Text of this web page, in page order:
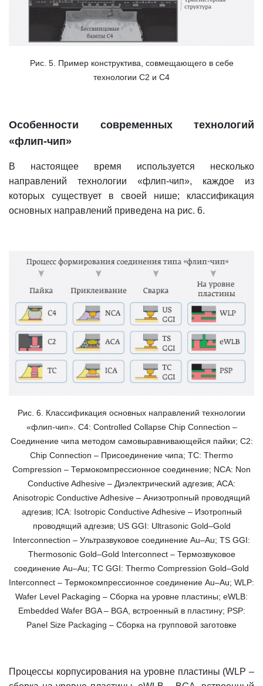
Рис. 5. Пример конструктива, совмещающего в себе
технологии С2 и С4
Особенности современных технологий
«флип-чип»
В настоящее время используется несколько
направлений технологии «флип-чип», каждое из
которых существует в своей нише; классификация
основных направлений приведена на рис. 6.
Рис. 6. Классификация основных направлений технологии
«флип-чип». С4: Controlled Collapse Chip Connection –
Соединение чипа методом самовыравнивающейся пайки; С2:
Chip Connection – Присоединение чипа; ТС: Thermo
Compression – Термокомпрессионное соединение; NCA: Non
Conductive Adhesive – Диэлектрический адгезив; ACA:
Anisotropic Conductive Adhesive – Анизотропный проводящий
адгезив; ICA: Isotropic Conductive Adhesive – Изотропный
проводящий адгезив; US GGI: Ultrasonic Gold–Gold
Interconnection – Ультразвуковое соединение Au–Au; TS GGI:
Thermosonic Gold–Gold Interconnect – Термозвуковое
соединение Au–Au; ТС GGI: Thermo Compression Gold–Gold
Interconnect – Термокомпрессионное соединение Au–Au; WLP:
Wafer Level Packaging – Сборка на уровне пластины; eWLB:
Embedded Wafer BGA – BGA, встроенный в пластину; PSP:
Panel Size Packaging – Сборка на групповой заготовке
Процессы корпусирования на уровне пластины (WLP –